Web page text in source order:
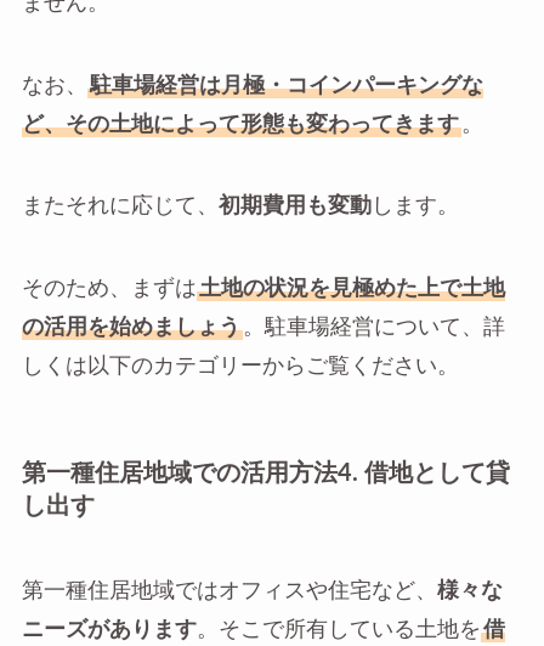
なお、
駐車場経営は月極・コインパーキングな
ど、その土地によって形態も変わってきます。
またそれに応じて、 初期費用も変動します。
そのため、まずは土地の状況を見極めた上で土地
の活用を始めましょう。駐車場経営について、詳
しくは以下のカテゴリーからご覧ください。
第一種住居地域での活用方法4. 借地として貸
し出す
第一種住居地域ではオフィスや住宅など、 様々な
ニーズがあります。そこで所有している土地を 借